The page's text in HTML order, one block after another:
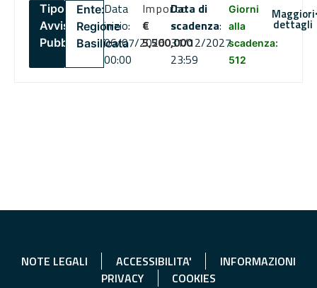
Tipo:
Avviso
Pubblico
Ente:
Regione
Basilicata
Data
inizio:
06/07/2026
00:00
Importo
€
5,500,000
Data di
scadenza:
31/12/2027
23:59
Giorni
alla
scadenza:
512
Maggiori
dettagli
NOTE LEGALI ACCESSIBILITA'
INFORMAZIONI
PRIVACY
COOKIES